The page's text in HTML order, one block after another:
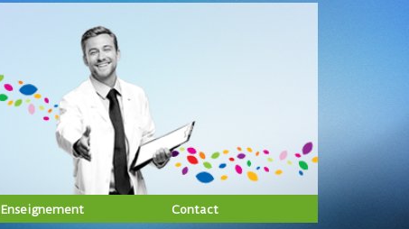
Enseignement Contact